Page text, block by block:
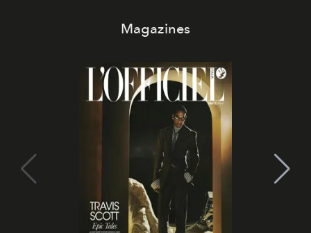
Magazines